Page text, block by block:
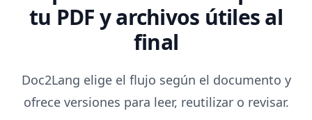
tu PDF y archivos útiles al
final
Doc2Lang elige el flujo según el documento y
ofrece versiones para leer, reutilizar o revisar.